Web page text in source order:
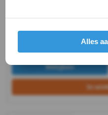
m6
DIN
1587
-
Bekijken
In
Alles